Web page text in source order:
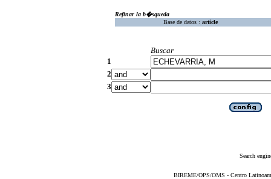
Refinar la b�squeda
Base de datos : article
Buscar
1
2
3
Search
BIREME/OPS/OMS - Centro